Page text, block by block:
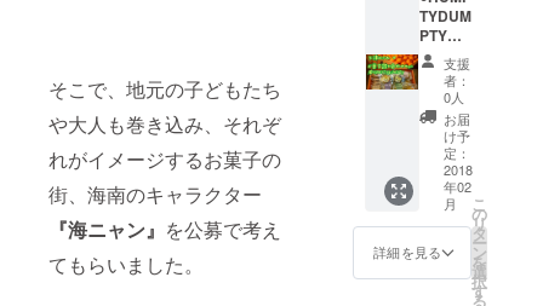
そこで、地元の子どもたち
や大人も巻き込み、それぞ
れがイメージするお菓子の
街、海南のキャラクター
『海ニャン』 を公募で考え
てもらいました。
しみか
ん」は
収穫し
たみか
んを土
壁の蔵
に貯蔵
し、厳
正な温
度・湿
度管
理、品
質
江戸時
代の商
人、紀
伊国屋
文左衛
門は、
下津港
から船
出し、
嵐を乗
り越え
て江戸
にみか
TYDUM
PTY
お菓子
セット
5000円
相当の
お菓子
詰め合
わせ ※
季節に
より、
多少内
容が異
なる場
合があ
支援
者：
0人
お届
け予
定：
2018
年02
月
詳細を見る
こ
の
リ
タ
ー
ン
を
選
択
す
る